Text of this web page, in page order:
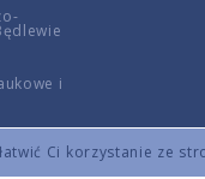
Ci korzystanie ze
i